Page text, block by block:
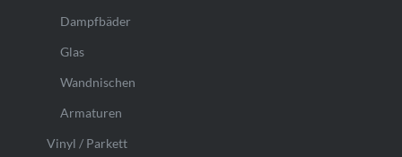
Dampfbäder
Glas
Wandnischen
Armaturen
Vinyl / Parkett